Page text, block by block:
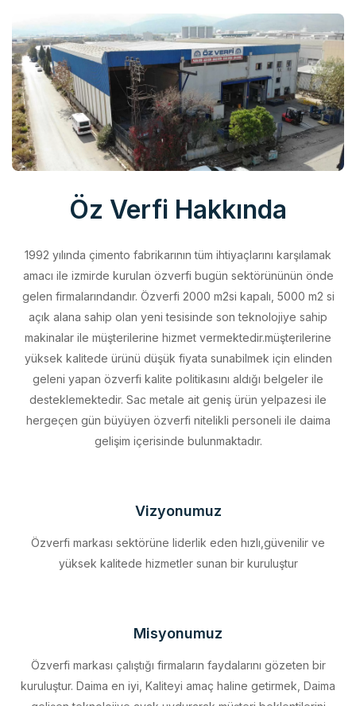
Öz Verfi Hakkında
1992 yılında çimento fabrikarının tüm ihtiyaçlarını karşılamak
gelen firmalarındandır. Özverfi 2000 m2si kapalı, 5000 m2 si
açık alana sahip olan yeni tesisinde son teknolojiye sahip
makinalar ile müşterilerine hizmet vermektedir.müşterilerine
yüksek kalitede ürünü düşük fiyata sunabilmek için elinden
geleni yapan özverfi kalite politikasını aldığı belgeler ile
desteklemektedir. Sac metale ait geniş ürün yelpazesi ile
hergeçen gün büyüyen özverfi nitelikli personeli ile daima
gelişim içerisinde bulunmaktadır.
Özverfi markası sektörüne liderlik eden hızlı,güvenilir ve
Özverfi markası çalıştığı firmaların faydalarını gözeten bir
gelişen teknolojiye ayak uydurarak müşteri beklentilerini
eksiksiz karşılamak, Sürdürülebilir kalkınmayı firma profili haline